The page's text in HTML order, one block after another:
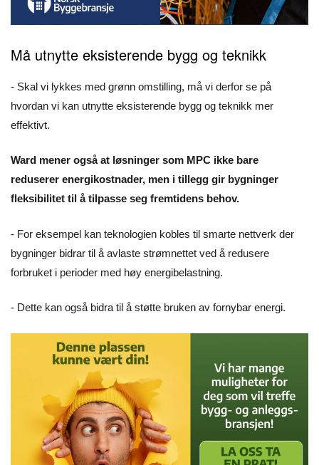
Må utnytte eksisterende bygg og teknikk
- Skal vi lykkes med grønn omstilling, må vi derfor se på
hvordan vi kan utnytte eksisterende bygg og teknikk mer
effektivt.
Ward mener også at løsninger som MPC ikke bare
reduserer energikostnader, men i tillegg gir bygninger
fleksibilitet til å tilpasse seg fremtidens behov.
- For eksempel kan teknologien kobles til smarte nettverk der
bygninger bidrar til å avlaste strømnettet ved å redusere
forbruket i perioder med høy energibelastning.
- Dette kan også bidra til å støtte bruken av fornybar energi.